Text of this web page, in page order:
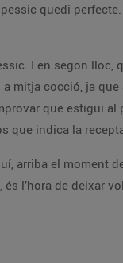
quedi
I en segon
mitja cocció, ja
que estigui al
que indica la
arriba el moment
l’hora de deixar